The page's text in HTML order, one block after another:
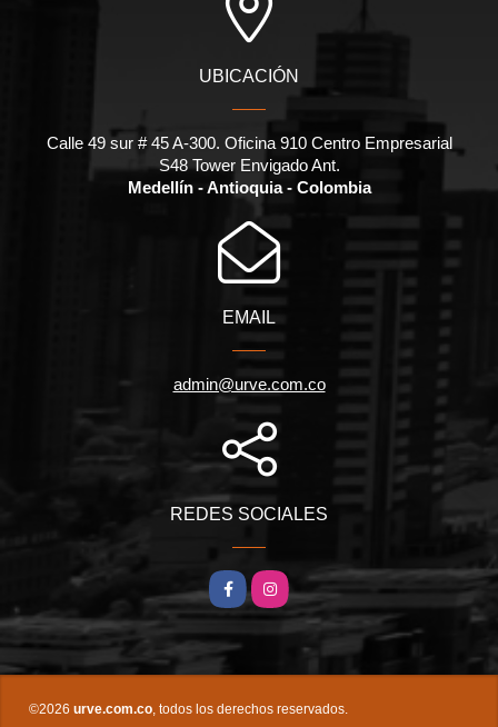
UBICACIÓN
Calle 49 sur # 45 A-300. Oficina 910 Centro Empresarial
S48 Tower Envigado Ant.
Medellín - Antioquia - Colombia
EMAIL
admin@urve.com.co
REDES SOCIALES
FacebookInstagram
©2026 urve.com.co, todos los derechos reservados.